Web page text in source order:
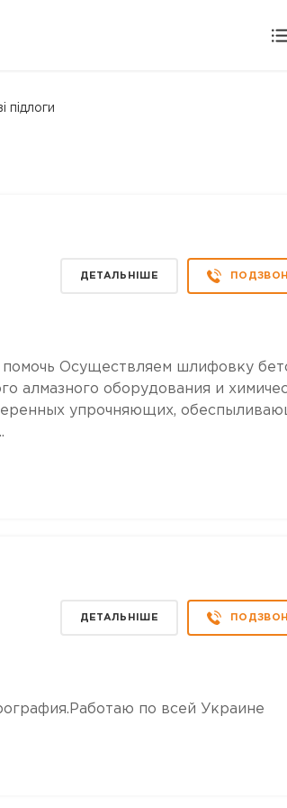
підлоги
ДЕТАЛЬНІШЕ
Осуществляем шлифовку
алмазного оборудования и
упрочняющих,
ДЕТАЛЬНІШЕ
по всей Украине